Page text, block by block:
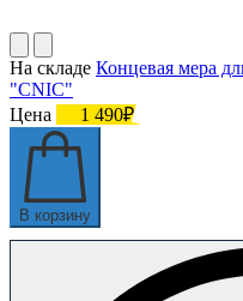
На складе Концевая мера
"CNIC"
Цена
1 490₽
В корзину